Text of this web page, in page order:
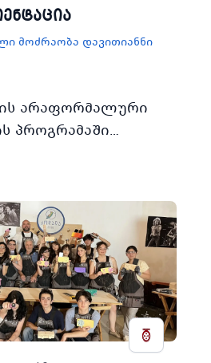
მოძრაობა დავითიანნი
არაფორმალური
პროგრამაში
25 საჯარო
სწავლების
გაზრდისა…